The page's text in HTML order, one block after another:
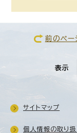
前のペー
表示
サイトマップ
個人情報の取り扱